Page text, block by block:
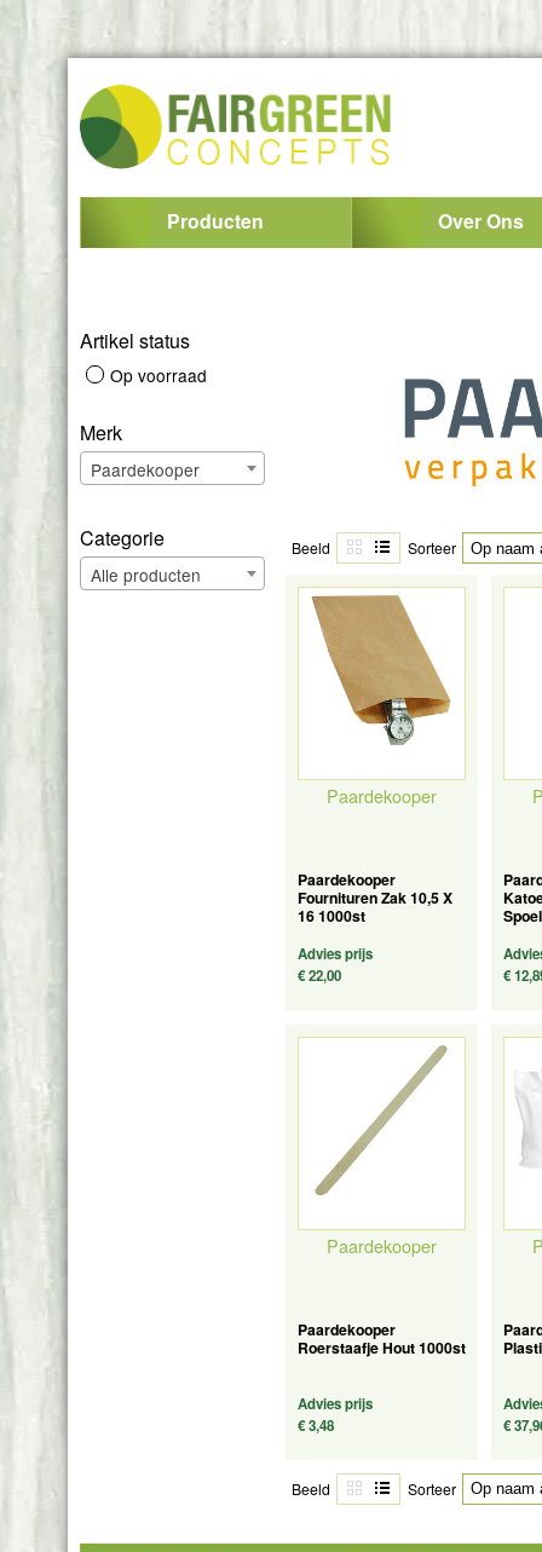
Producten Over Ons
Artikel status
Op voorraad
Merk
Paardekooper
Categorie
Alle producten
Beeld Sorteer
Paardekooper
Paardekooper
Fournituren Zak 10,5 X
16 1000st
Advies prijs
€ 22,00
Spoel
€
Paardekooper
Paardekooper
Roerstaafje Hout 1000st
Advies prijs
€ 3,48
€
Beeld Sorteer